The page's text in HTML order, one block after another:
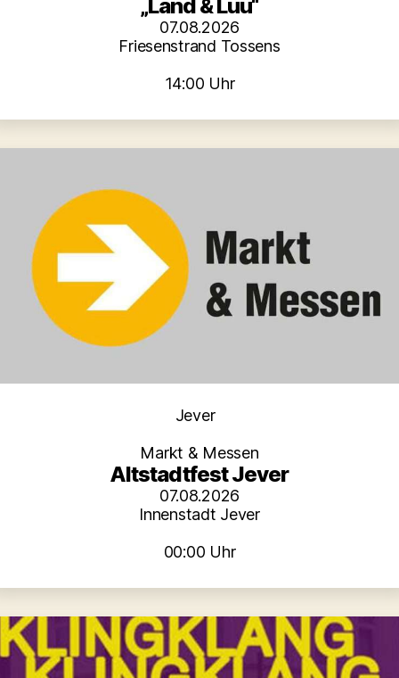
„Land & Lüü“
07.08.2026
Friesenstrand Tossens
14:00 Uhr
Kategorien
Jever
Markt & Messen
Altstadtfest Jever
07.08.2026
Innenstadt Jever
00:00 Uhr